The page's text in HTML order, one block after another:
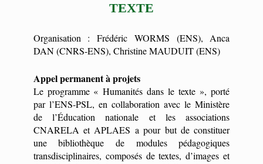
TEXTE
Organisation : Frédéric WORMS (ENS), Anca
DAN (CNRS-ENS), Christine MAUDUIT (ENS)
Appel permanent à projets
Le programme « Humanités dans le texte », porté
par l’ENS-PSL, en collaboration avec le Ministère
de l’Éducation nationale et les associations
CNARELA et APLAES a pour but de constituer
une bibliothèque de modules pédagogiques
transdisciplinaires, composés de textes, d’images et